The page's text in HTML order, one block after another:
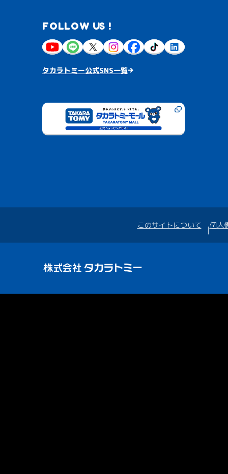
FOLLOW US !
タカラトミー公式SNS一覧
このサイトについて 個人